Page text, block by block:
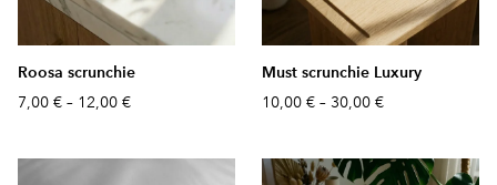
Roosa scrunchie
7,00 € – 12,00 €
Must scrunchie Luxury
10,00 € – 30,00 €